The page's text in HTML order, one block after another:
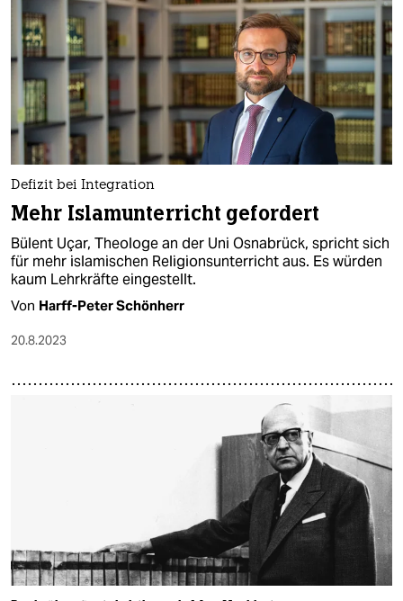
Defizit bei Integration
Mehr Islamunterricht gefordert
Bülent Uçar, Theologe an der Uni Osnabrück, spricht sich
für mehr islamischen Religionsunterricht aus. Es würden
kaum Lehrkräfte eingestellt.
Von Harff-Peter Schönherr
20.8.2023